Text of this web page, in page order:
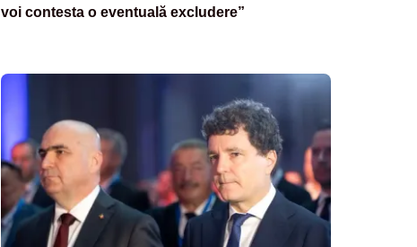
voi contesta o eventuală excludere”